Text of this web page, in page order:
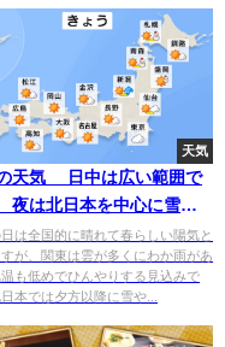
天気
天気 日中は広い範囲で
夜は北日本を中心に雪や
る
は全国的に晴れて春らしい陽気と
が、関東は雲が多くにわか雨があ
温も低めでひんやりする見込みで
本では夕方以降に雪や...